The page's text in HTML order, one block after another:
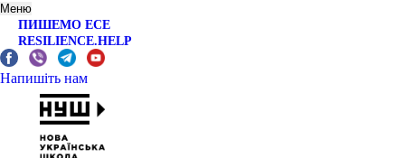
Меню
ПИШЕМО ЕСЕ
RESILIENCE.HELP
Напишіть нам